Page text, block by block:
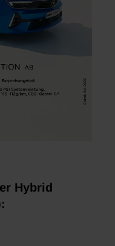
Hybrid